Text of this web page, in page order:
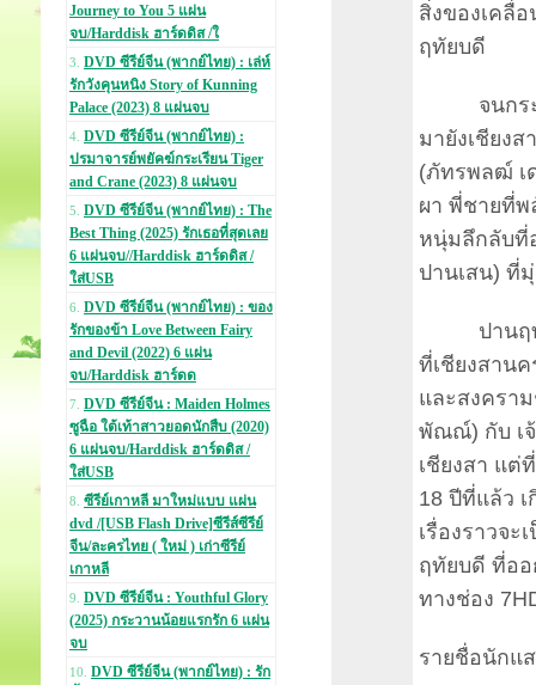
Journey to You 5 แผ่น
จบ/Harddisk ฮาร์ดดิส /ใ
3. DVD ซีรีย์จีน (พากย์ไทย) : เล่ห์
รักวังคุนหนิง Story of Kunning
Palace (2023) 8 แผ่นจบ
4. DVD ซีรีย์จีน (พากย์ไทย) :
ปรมาจารย์พยัคฆ์กระเรียน Tiger
and Crane (2023) 8 แผ่นจบ
5. DVD ซีรีย์จีน (พากย์ไทย) : The
Best Thing (2025) รักเธอที่สุดเลย
6 แผ่นจบ//Harddisk ฮาร์ดดิส /
ใส่USB
6. DVD ซีรีย์จีน (พากย์ไทย) : ของ
รักของข้า Love Between Fairy
and Devil (2022) 6 แผ่น
จบ/Harddisk ฮาร์ดด
7. DVD ซีรีย์จีน : Maiden Holmes
ซูฉือ ใต้เท้าสาวยอดนักสืบ (2020)
6 แผ่นจบ/Harddisk ฮาร์ดดิส /
ใส่USB
8. ซีรีย์เกาหลี มาใหม่แบบ แผ่น
dvd /[USB Flash Drive]ซีรีส์ซีรีย์
จีน/ละครไทย ( ใหม่ ) เก่าซีรีย์
เกาหลี
9. DVD ซีรีย์จีน : Youthful Glory
(2025) กระวานน้อยแรกรัก 6 แผ่น
จบ
10. DVD ซีรีย์จีน (พากย์ไทย) : รัก
สิ่งของเคลื่
ฤทัยบดี
จนกระทั่
มายังเชียง
(ภัทรพลฒ์ เ
ผา พี่ชายที่
หนุ่มลึกลับที่
ปานเสน) ที่
ปานฤทัยจ
ที่เชียงสาน
และสงครา
พัณณ์) กับ เ
เชียงสา แต่
18 ปีที่แล้ว
เรื่องราวจ
ฤทัยบดี ที่ออ
ทางช่อง
รายชื่อนักแ